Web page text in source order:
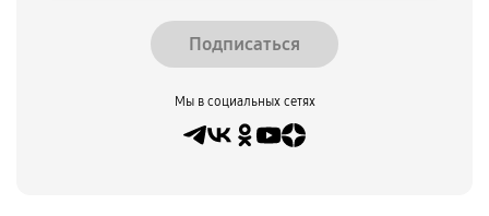
Подписаться
Мы в социальных сетях